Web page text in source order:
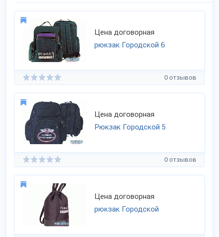
Цена договорная
рюкзак Городской 6
0 отзывов
Цена договорная
Рюкзак Городской 5
0 отзывов
Цена договорная
рюкзак Городской